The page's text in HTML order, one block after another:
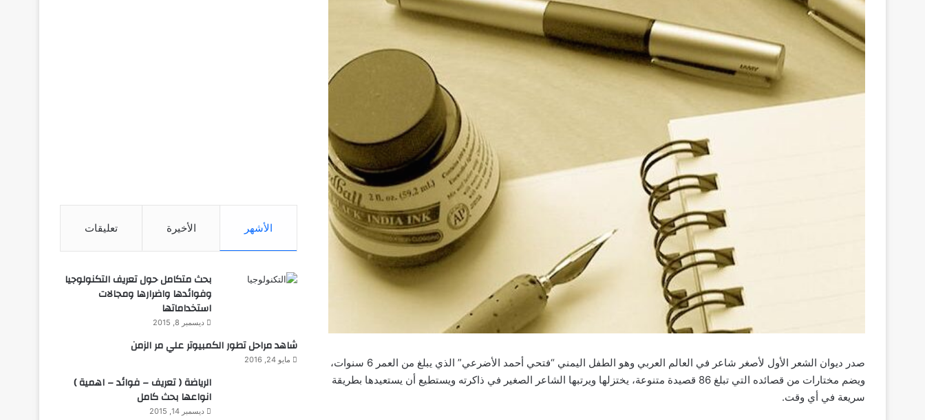
صدر ديوان الشعر الأول لأصغر شاعر في العالم العربي وهو الطفل اليمني “فتحي أحمد الأضرعي” الذي يبلغ من العمر 6 سنوات،
ويضم مختارات من قصائده التي تبلغ 86 قصيدة متنوعة، يختزلها ويرتبها الشاعر الصغير في ذاكرته ويستطيع أن يستعيدها بطريقة
سريعة في أي وقت.
الأشهر الأخيرة تعليقات
بحث متكامل حول تعريف التكنولوجيا
وفوائدها واضرارها ومجالات
استخداماتها
ديسمبر 8, 2015
شاهد مراحل تطور الكمبيوتر علي مر الزمن
مايو 24, 2016
الرياضة ( تعريف – فوائد – اهمية )
انواعها بحث كامل
ديسمبر 14, 2015